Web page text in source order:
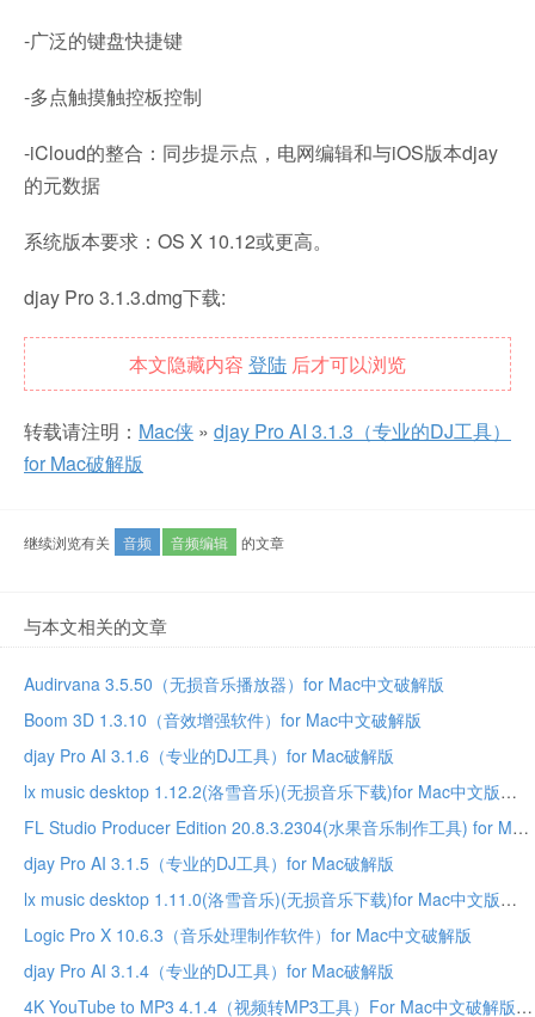
-广泛的键盘快捷键
-多点触摸触控板控制
-iCloud的整合：同步提示点，电网编辑和与iOS版本djay
的元数据
系统版本要求：OS X 10.12或更高。
djay Pro 3.1.3.dmg下载:
本文隐藏内容 登陆 后才可以浏览
转载请注明： Mac侠 » djay Pro AI 3.1.3（专业的DJ工具）
for Mac破解版
继续浏览有关 音频 音频编辑 的文章
与本文相关的文章
Audirvana 3.5.50（无损音乐播放器）for Mac中文破解版
Boom 3D 1.3.10（音效增强软件）for Mac中文破解版
djay Pro AI 3.1.6（专业的DJ工具）for Mac破解版
lx music desktop 1.12.2(洛雪音乐)(无损音乐下载)for Mac中文版
FL Studio Producer Edition 20.8.3.2304(水果音乐制作工具) for Mac中文破解版
djay Pro AI 3.1.5（专业的DJ工具）for Mac破解版
lx music desktop 1.11.0(洛雪音乐)(无损音乐下载)for Mac中文版
Logic Pro X 10.6.3（音乐处理制作软件）for Mac中文破解版
djay Pro AI 3.1.4（专业的DJ工具）for Mac破解版
4K YouTube to MP3 4.1.4（视频转MP3工具）For Mac中文破解版